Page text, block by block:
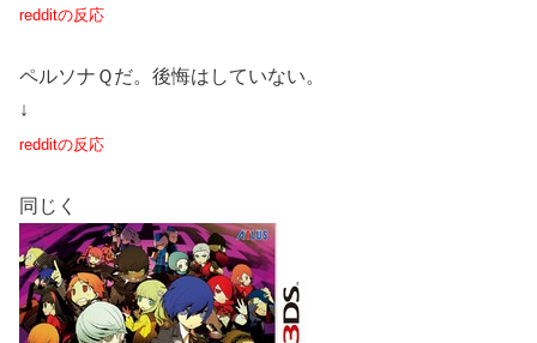
redditの反応
ペルソナＱだ。後悔はしていない。
↓
redditの反応
同じく